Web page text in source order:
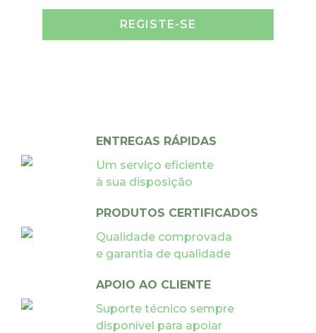
REGISTE-SE
ENTREGAS RÁPIDAS
Um serviço eficiente
à sua disposição
PRODUTOS CERTIFICADOS
Qualidade comprovada
e garantia de qualidade
APOIO AO CLIENTE
Suporte técnico sempre
disponível para apoiar